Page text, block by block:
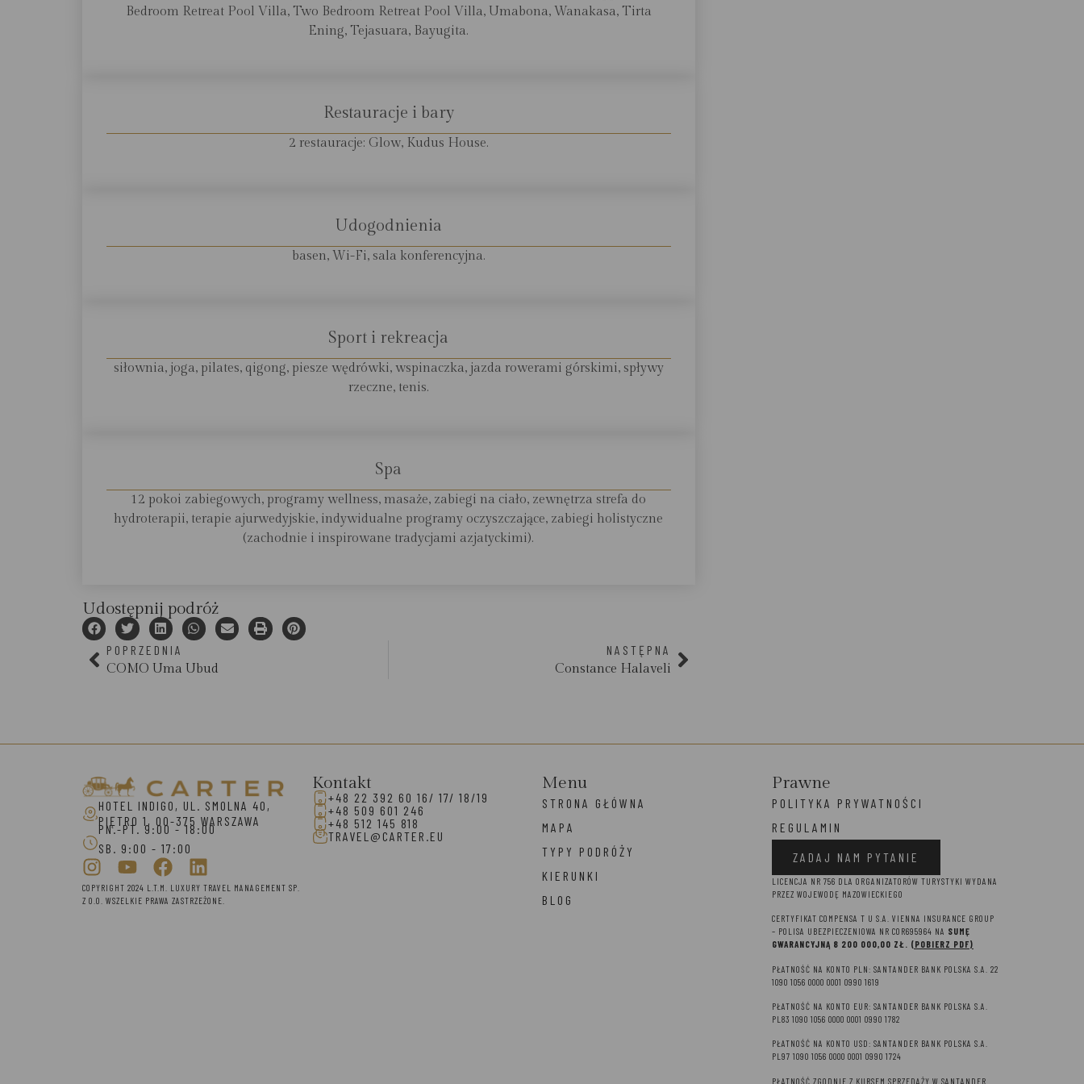
Bedroom Retreat Pool Villa, Two Bedroom Retreat Pool Villa, Umabona, Wanakasa, Tirta
Ening, Tejasuara, Bayugita.
Restauracje i bary
2 restauracje: Glow, Kudus House.
Udogodnienia
basen, Wi-Fi, sala konferencyjna.
Sport i rekreacja
siłownia, joga, pilates, qigong, piesze wędrówki, wspinaczka, jazda rowerami górskimi, spływy
rzeczne, tenis.
Spa
12 pokoi zabiegowych, programy wellness, masaże, zabiegi na ciało, zewnętrza strefa do
hydroterapii, terapie ajurwedyjskie, indywidualne programy oczyszczające, zabiegi holistyczne
(zachodnie i inspirowane tradycjami azjatyckimi).
Udostępnij podróż
POPRZEDNIA
COMO Uma Ubud
NASTĘPNA
Constance Halaveli
HOTEL INDIGO, UL. SMOLNA 40,
PIĘTRO 1, 00-375 WARSZAWA
PN.-PT. 9:00 - 18:00
SB. 9:00 - 17:00
COPYRIGHT 2024 L.T.M. LUXURY TRAVEL MANAGEMENT SP.
Z O.O. WSZELKIE PRAWA ZASTRZEŻONE.
Kontakt
+48 22 392 60 16/ 17/ 18/19
+48 509 601 246
+48 512 145 818
TRAVEL@CARTER.EU
Menu
STRONA GŁÓWNA
MAPA
TYPY PODRÓŻY
KIERUNKI
BLOG
Prawne
POLITYKA PRYWATNOŚCI
REGULAMIN
ZADAJ NAM PYTANIE
LICENCJA NR 756 DLA ORGANIZATORÓW TURYSTYKI WYDANA
PRZEZ WOJEWODĘ MAZOWIECKIEGO
CERTYFIKAT COMPENSA T U S.A. VIENNA INSURANCE GROUP
– POLISA UBEZPIECZENIOWA NR COR695964 NA SUMĘ
GWARANCYJNĄ 8 200 000,00 ZŁ. (POBIERZ PDF)
PŁATNOŚĆ NA KONTO PLN: SANTANDER BANK POLSKA S.A. 22
1090 1056 0000 0001 0990 1619
PŁATNOŚĆ NA KONTO EUR: SANTANDER BANK POLSKA S.A.
PL83 1090 1056 0000 0001 0990 1782
PŁATNOŚĆ NA KONTO USD: SANTANDER BANK POLSKA S.A.
PL97 1090 1056 0000 0001 0990 1724
PŁATNOŚĆ ZGODNIE Z KURSEM SPRZEDAŻY W SANTANDER